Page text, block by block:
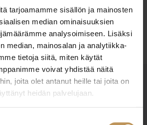
tarjoamamme sisällön ja mainosten
median ominaisuuksien
analysoimiseen. Lisäksi
median, mainosalan ja analytiikka-
tietoja siitä, miten käytät
voivat yhdistää näitä
joita olet antanut heille tai joita on
heidän palvelujaan.